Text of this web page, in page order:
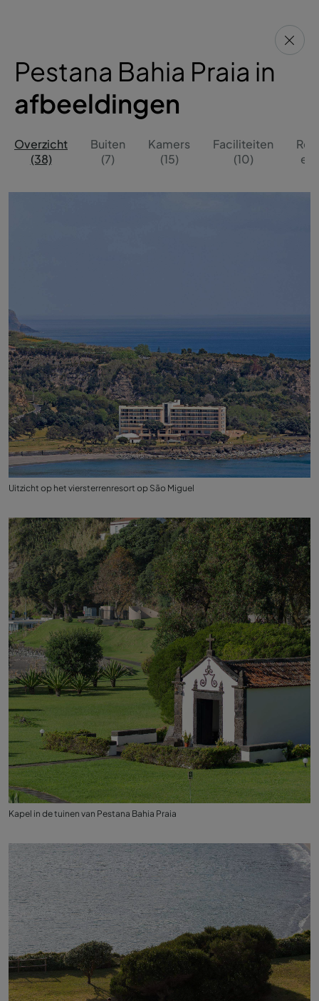
Pestana Bahia Praia in
afbeeldingen
Overzicht
(38)
Buiten
(7)
Kamers
(15)
Faciliteiten
(10)
en
Uitzicht op het viersterrenresort op São Miguel
Kapel in de tuinen van Pestana Bahia Praia